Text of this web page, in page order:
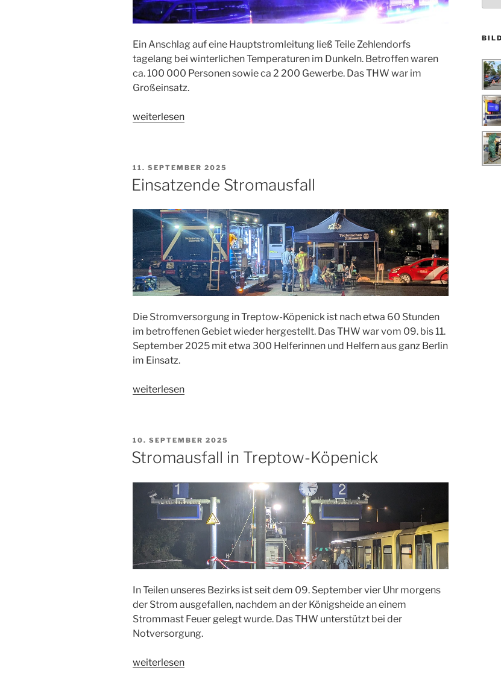
Ein Anschlag auf eine Hauptstromleitung ließ Teile Zehlendorfs
tagelang bei winterlichen Temperaturen im Dunkeln. Betroffen waren
ca. 100 000 Personen sowie ca 2 200 Gewerbe. Das THW war im
Großeinsatz.
„Stromausfall
weiterlesen
VERÖFFENTLICHT
AM
11. SEPTEMBER 2025
Einsatzende Stromausfall
Die Stromversorgung in Treptow-Köpenick ist nach etwa 60 Stunden
im betroffenen Gebiet wieder hergestellt. Das THW war vom 09. bis 11.
September 2025 mit etwa 300 Helferinnen und Helfern aus ganz Berlin
im Einsatz.
„Einsatzende
weiterlesen
VERÖFFENTLICHT
AM
10. SEPTEMBER 2025
Stromausfall in Treptow-Köpenick
In Teilen unseres Bezirks ist seit dem 09. September vier Uhr morgens
der Strom ausgefallen, nachdem an der Königsheide an einem
Strommast Feuer gelegt wurde. Das THW unterstützt bei der
Notversorgung.
„Stromausfall
weiterlesen